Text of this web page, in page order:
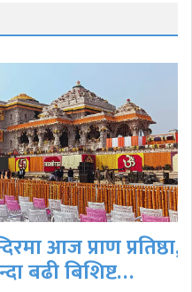
प्राण प्रतिष्ठा, ७
बिशिष्ट…